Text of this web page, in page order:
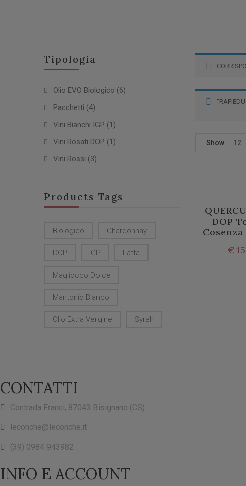
Tipologia
Olio EVO Biologico (6)
Pacchetti (4)
Vini Bianchi IGP (1)
Vini Rosati DOP (1)
Vini Rossi (3)
Products Tags
Biologico Chardonnay
DOP IGP Latta
Magliocco Dolce
Mantonio Bianco
Olio Extra Vergine Syrah
Show 12
DOP
Cosenza
€
CONTATTI
Contrada Franci, 87043 Bisignano (CS)
leconche@leconche.it
(39) 0984 943982
INFO E ACCOUNT